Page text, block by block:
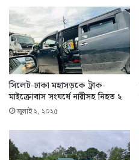
সিলেট-ঢাকা মহাসড়কে ট্রাক-
মাইক্রোবাস সংঘর্ষে নারীসহ নিহত ২
জুলাই ২, ২০২৫